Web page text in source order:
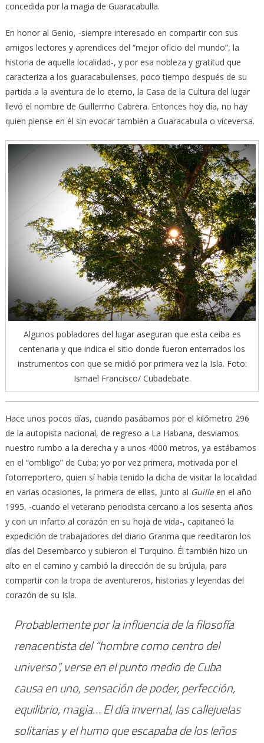
concedida por la magia de Guaracabulla.
En honor al Genio, -siempre interesado en compartir con sus
amigos lectores y aprendices del “mejor oficio del mundo”, la
historia de aquella localidad-, y por esa nobleza y gratitud que
caracteriza a los guaracabullenses, poco tiempo después de su
partida a la aventura de lo eterno, la Casa de la Cultura del lugar
llevó el nombre de Guillermo Cabrera. Entonces hoy día, no hay
quien piense en él sin evocar también a Guaracabulla o viceversa.
Algunos pobladores del lugar aseguran que esta ceiba es
centenaria y que indica el sitio donde fueron enterrados los
instrumentos con que se midió por primera vez la Isla. Foto:
Ismael Francisco/ Cubadebate.
Hace unos pocos días, cuando pasábamos por el kilómetro 296
de la autopista nacional, de regreso a La Habana, desviamos
nuestro rumbo a la derecha y a unos 4000 metros, ya estábamos
en el “ombligo” de Cuba; yo por vez primera, motivada por el
fotorreportero, quien sí había tenido la dicha de visitar la localidad
en varias ocasiones, la primera de ellas, junto al Guilleen el año
1995, -cuando el veterano periodista cercano a los sesenta años
y con un infarto al corazón en su hoja de vida-, capitaneó la
expedición de trabajadores del diario Granma que reeditaron los
días del Desembarco y subieron el Turquino. Él también hizo un
alto en el camino y cambió la dirección de su brújula, para
compartir con la tropa de aventureros, historias y leyendas del
corazón de su Isla.
Probablemente por la influencia de la filosofía
renacentista del “hombre como centro del
universo”, verse en el punto medio de Cuba
causa en uno, sensación de poder, perfección,
equilibrio, magia… El día invernal, las callejuelas
solitarias y el humo que escapaba de los leños